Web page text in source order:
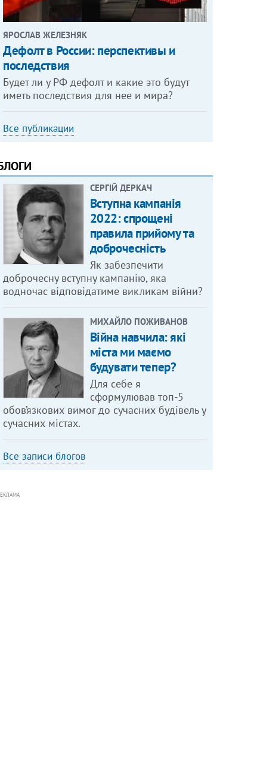
ЯРОСЛАВ ЖЕЛЕЗНЯК
Дефолт в России: перспективы и
последствия
Будет ли у РФ дефолт и какие это будут
иметь последствия для нее и мира?
Все публикации
СЕРГІЙ ДЕРКАЧ
Вступна кампанія
2022: спрощені
правила прийому та
доброчесність
Як забезпечити
доброчесну вступну кампанію, яка
водночас відповідатиме викликам війни?
МИХАЙЛО ПОЖИВАНОВ
Війна навчила: які
міста ми маємо
будувати тепер?
Для себе я
сформулював топ-5
обов’язкових вимог до сучасних будівель у
сучасних містах.
Все записи блогов